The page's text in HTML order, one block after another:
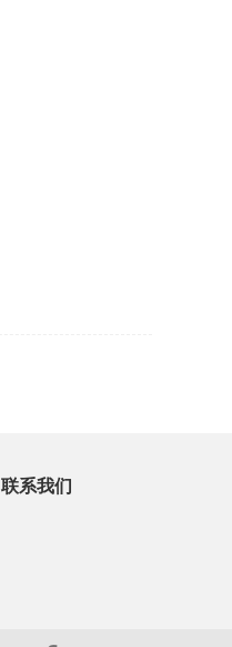
联系我们